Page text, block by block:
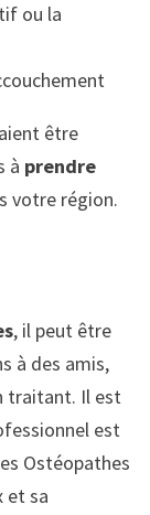
ou la
être
à prendre
votre région.
, il peut être
à des amis,
traitant. Il est
est
Ostéopathes
et sa